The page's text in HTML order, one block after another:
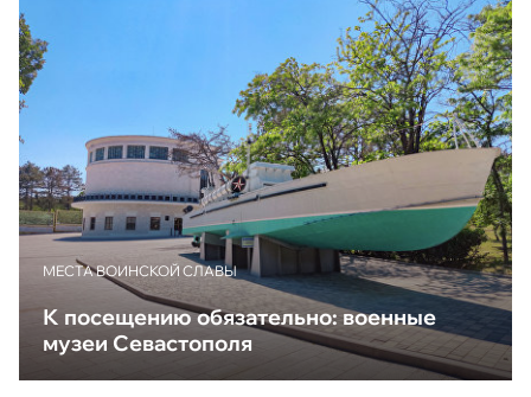
МЕСТА ВОИНСКОЙ СЛАВЫ
К посещению обязательно: военные
музеи Севастополя